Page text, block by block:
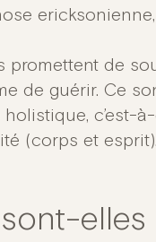
promettent de
de guérir. Ce
c’est-
(corps et esprit).